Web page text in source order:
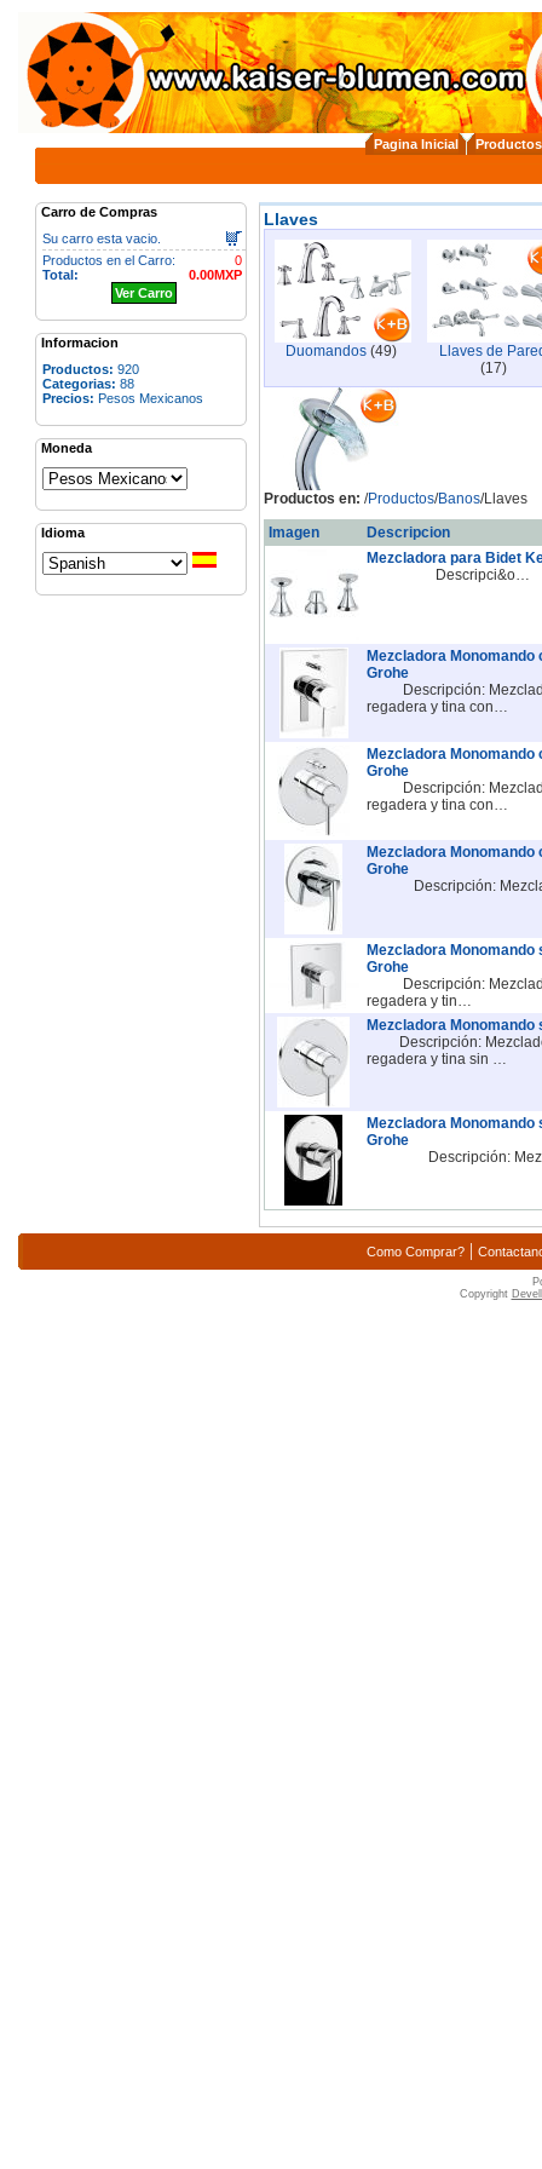
Pagina Inicial Productos
Carro de Compras
Su carro esta vacio.
0
Productos en el Carro:
0.00MXP
Total:
Ver Carro
Informacion
Productos: 920
Categorias: 88
Precios: Pesos Mexicanos
Moneda
Idioma
Llaves
Duomandos(49)
Llaves de
(17)
Productos en: /Productos/Banos/Llaves
Imagen
Descripcion
Mezcladora para Bidet
Descripci&o…
Mezcladora
Grohe
Descripción:
regadera y tina con…
Mezcladora
Grohe
Descripción:
regadera y tina con…
Mezcladora Monomando
Grohe
Descripción:
Mezcladora
Grohe
Descripción:
regadera y tin…
Mezcladora
Descripción:
regadera y tina sin …
Mezcladora Monomando
Grohe
Descripción:
Como Comprar? |
Copyright